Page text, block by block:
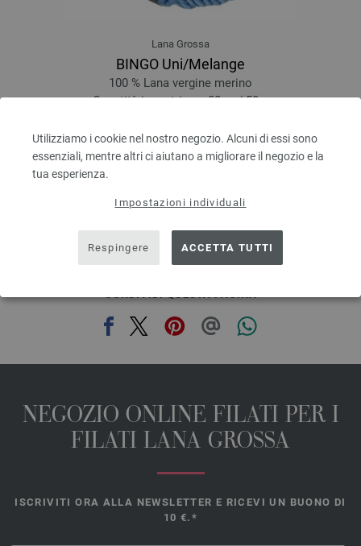
Utilizziamo i cookie nel nostro negozio. Alcuni di essi sono
essenziali, mentre altri ci aiutano a migliorare il negozio e la
tua esperienza.
Impostazioni individuali
Respingere ACCETTA TUTTI
Lana Grossa
BINGO Uni/Melange
100 % Lana vergine merino
Quantità in metri: ca. 80 m / 50 g
3,28 €RRP:5,00 €
3,82 $RRP:5,82 $
escl. IVA., più. spese di spedizione, Prezzo di base: 65,60 €
CONDIVIDI QUESTA PAGINA
NEGOZIO ONLINE FILATI PER I
FILATI LANA GROSSA
ISCRIVITI ORA ALLA NEWSLETTER E RICEVI UN BUONO DI
10 €.*